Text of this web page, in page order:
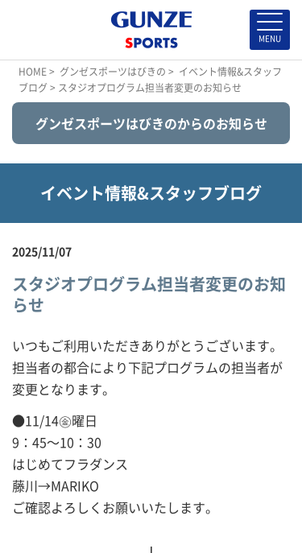
HOME> グンゼスポーツはびきの > イベント情報&スタッフ
ブログ> スタジオプログラム担当者変更のお知らせ
グンゼスポーツはびきのからのお知らせ
イベント情報&スタッフブログ
2025/11/07
スタジオプログラム担当者変更のお知
らせ
いつもご利用いただきありがとうございます。
担当者の都合により下記プログラムの担当者が
変更となります。
●11/14㊎曜日
9：45～10：30
はじめてフラダンス
藤川→MARIKO
ご確認よろしくお願いいたします。